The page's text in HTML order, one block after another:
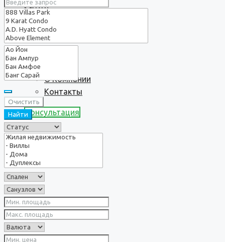
Услуги
О нас
О Компании
Контакты
Консультация
Очистить
Найти